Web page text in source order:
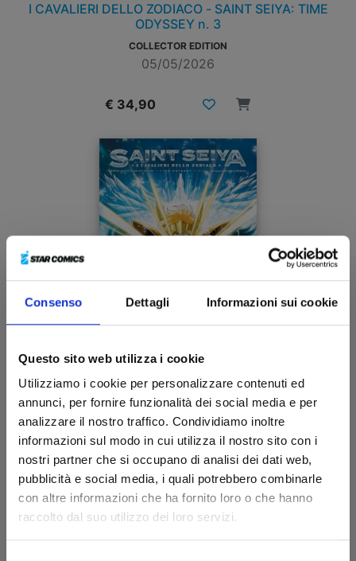
Consenso Dettagli Informazioni sui cookie
Questo sito web utilizza i cookie
Utilizziamo i cookie per personalizzare contenuti ed
annunci, per fornire funzionalità dei social media e per
analizzare il nostro traffico. Condividiamo inoltre
informazioni sul modo in cui utilizza il nostro sito con i
nostri partner che si occupano di analisi dei dati web,
pubblicità e social media, i quali potrebbero combinarle
con altre informazioni che ha fornito loro o che hanno
raccolto dal suo utilizzo dei loro servizi.
I CAVALIERI DELLO ZODIACO - SAINT SEIYA: TIME
ODYSSEY n. 3
COLLECTOR EDITION
05/05/2026
€ 34,90
ODYSSEY n. 3
05/05/2026
€ 14,90